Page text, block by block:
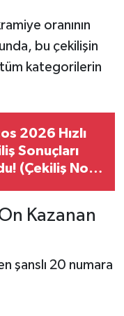
oranının
bu çekilişin
tüm kategorilerin
2026 Hızlı
Sonuçları
(Çekiliş No:
Kazanan
şanslı 20 numara